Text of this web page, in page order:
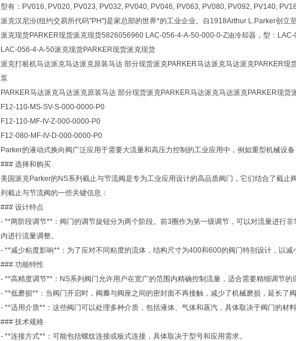
型有：PV016, PV020, PV023, PV032, PV040, PV046, PV063, PV080, PV092, PV140,
派克汉尼汾(纽约交易所代码"PH")是家总部的世界*的工业企业。自1918Arthur L.Parker创立
派克现货PARKER现货派克现货5826056960 LAC-056-4-A-50-000-0-Z油冷却器，型：
LAC-056-4-A-50派克现货PARKER现货派克现货
派克打桩机马达派克马达派克原装马达 部分现货派克PARKER马达派克马达派克PARKER
泵
PARKER马达派克马达派克原装马达 部分现货派克PARKER马达派克马达派克PARKER现
F12-110-MS-SV-S-000-0000-P0
F12-110-MF-IV-Z-000-0000-P0
F12-080-MF-IV-D-000-0000-P0
Parker的液动式换向阀广泛应用于需要大流量和高压力控制的工业应用中，例如重型机械设
### 选择和购买
美国派克Parker的NS系列截止与节流阀是专为工业应用设计的高品质阀门，它们结合了截
列截止与节流阀的一些关键信息：
### 设计特点
- **两阶段调节**：阀门的调节旋钮分为两个阶段。前3圈作为第一级调节，可以对流量进行
内进行流量调整。
- **减少粘度影响**：为了应对不同粘度的流体，结构尺寸为400和600的阀门特别设计，以减
### 功能特性
- **高精度调节**：NS系列阀门允许用户在宽广的范围内精确控制流量，适合需要精细调节的
- **低磨损**：当阀门开启时，阀瓣与阀座之间的密封面不再接触，减少了机械磨损，延长了阀
- **适用介质**：这些阀门可以处理多种介质，包括液体、气体和蒸汽，具体取决于阀门的材料
### 技术规格
- **连接方式**：可能包括螺纹连接或板式连接，具体取决于型号和应用需求。